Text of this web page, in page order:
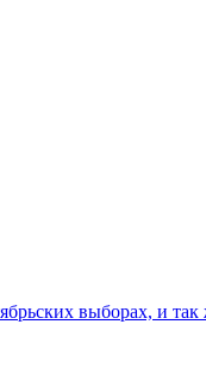
выборах, и